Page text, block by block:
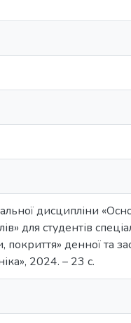
дисципліни
для студентів
покриття» денної та
2024. – 23 с.